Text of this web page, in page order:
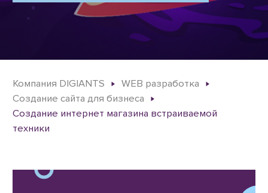
Компания DIGIANTS
WEB разработка
Создание сайта для бизнеса
Создание интернет магазина встраиваемой
техники